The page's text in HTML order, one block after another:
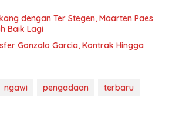
dengan Ter Stegen, Maarten Paes
Baik Lagi
Gonzalo Garcia, Kontrak Hingga
ngawi pengadaan terbaru